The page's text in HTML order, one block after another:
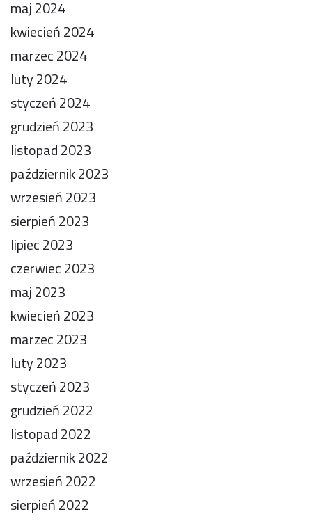
maj 2024
kwiecień 2024
marzec 2024
luty 2024
styczeń 2024
grudzień 2023
listopad 2023
październik 2023
wrzesień 2023
sierpień 2023
lipiec 2023
czerwiec 2023
maj 2023
kwiecień 2023
marzec 2023
luty 2023
styczeń 2023
grudzień 2022
listopad 2022
październik 2022
wrzesień 2022
sierpień 2022